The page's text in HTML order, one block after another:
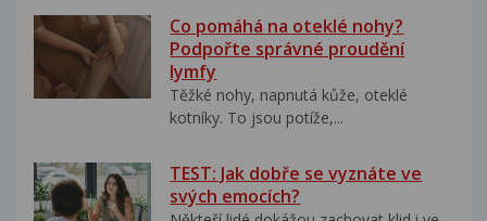
Co pomáhá na oteklé nohy?
Podpořte správné proudění
lymfy
Těžké nohy, napnutá kůže, oteklé
kotníky. To jsou potíže,...
TEST: Jak dobře se vyznáte ve
svých emocích?